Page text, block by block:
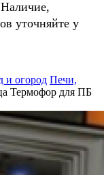
уточняйте у
и огород Печи,
Термофор для ПБ